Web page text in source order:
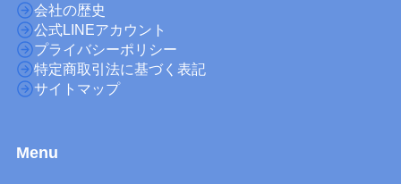
会社の歴史
公式LINEアカウント
プライバシーポリシー
特定商取引法に基づく表記
サイトマップ
Menu